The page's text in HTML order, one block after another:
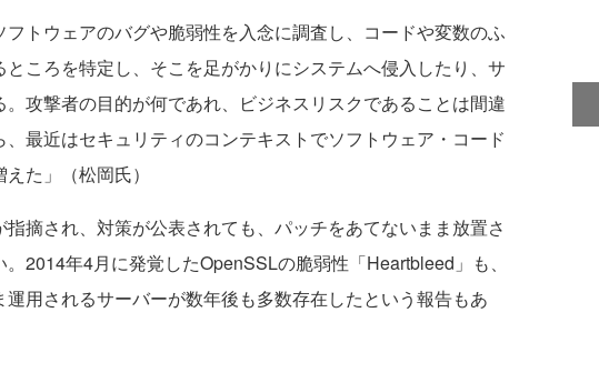
トウェアのバグや脆弱性を入念に調査し、コードや変数のふ
ころを特定し、そこを足がかりにシステムへ侵入したり、サ
攻撃者の目的が何であれ、ビジネスリスクであることは間違
最近はセキュリティのコンテキストでソフトウェア・コード
た」（松岡氏）
摘され、対策が公表されても、パッチをあてないまま放置さ
2014年4月に発覚したOpenSSLの脆弱性「Heartbleed」も、
用されるサーバーが数年後も多数存在したという報告もあ